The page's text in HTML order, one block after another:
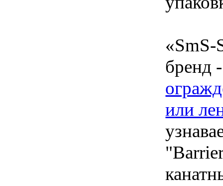
«SmS-
бренд
или